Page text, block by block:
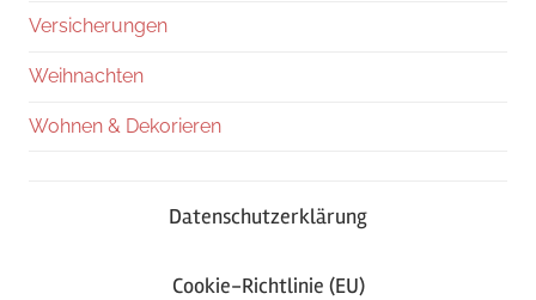
Versicherungen
Weihnachten
Wohnen & Dekorieren
Datenschutzerklärung
Cookie-Richtlinie (EU)